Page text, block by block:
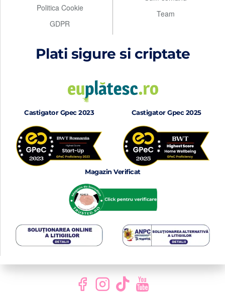
Politica Cookie
GDPR
Team
Plati sigure si criptate
Castigator Gpec 2023 Castigator Gpec 2025
Magazin Verificat